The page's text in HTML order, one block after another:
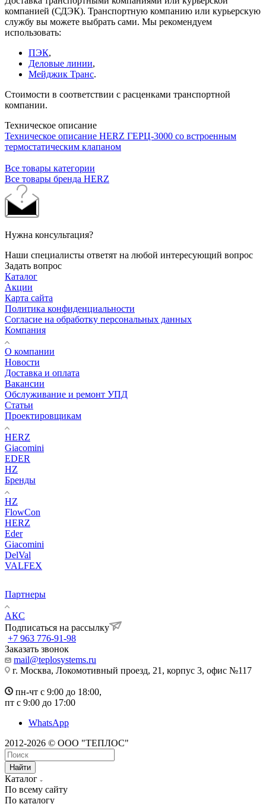
компанией (СДЭК). Транспортную компанию или курьерскую
службу вы можете выбрать сами. Мы рекомендуем
использовать:
ПЭК,
Деловые линии,
Мейджик Транс.
Стоимости в соответствии с расценками транспортной
компании.
Техническое описание
Техническое описание HERZ ГЕРЦ-3000 со встроенным
термостатическим клапаном
Все товары категории
Все товары бренда HERZ
Нужна консультация?
Наши специалисты ответят на любой интересующий вопрос
Задать вопрос
Каталог
Акции
Карта сайта
Политика конфиденциальности
Согласие на обработку персональных данных
Компания
О компании
Новости
Доставка и оплата
Вакансии
Обслуживание и ремонт УПД
Статьи
Проектировщикам
HERZ
Giacomini
EDER
HZ
Бренды
HZ
FlowCon
HERZ
Eder
Giacomini
DelVal
VALFEX
Партнеры
АКС
Подписаться на рассылку
+7 963 776-91-98
Заказать звонок
mail@teplosystems.ru
г. Москва, Локомотивный проезд, 21, корпус 3, офис №117
пн-чт с 9:00 до 18:00,
пт с 9:00 до 17:00
WhatsApp
2012-2026 © ООО "ТЕПЛОС"
Найти
Каталог
По всему сайту
По каталогу